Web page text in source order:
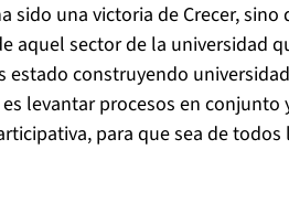
sido una victoria de Crecer,
aquel sector de la universidad
estado construyendo
levantar procesos en conjunto
para que sea de